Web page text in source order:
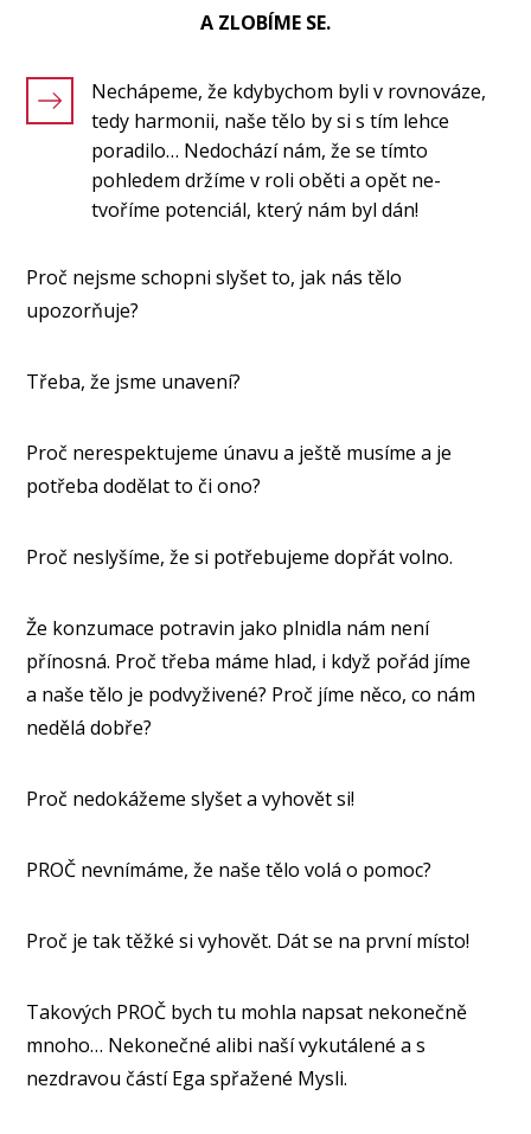
A ZLOBÍME SE.
Nechápeme, že kdybychom byli v rovnováze,
tedy harmonii, naše tělo by si s tím lehce
poradilo… Nedochází nám, že se tímto
pohledem držíme v roli oběti a opět ne-
tvoříme potenciál, který nám byl dán!
Proč nejsme schopni slyšet to, jak nás tělo
upozorňuje?
Třeba, že jsme unavení?
Proč nerespektujeme únavu a ještě musíme a je
potřeba dodělat to či ono?
Proč neslyšíme, že si potřebujeme dopřát volno.
Že konzumace potravin jako plnidla nám není
přínosná. Proč třeba máme hlad, i když pořád jíme
a naše tělo je podvyživené? Proč jíme něco, co nám
nedělá dobře?
Proč nedokážeme slyšet a vyhovět si!
PROČ nevnímáme, že naše tělo volá o pomoc?
Proč je tak těžké si vyhovět. Dát se na první místo!
Takových PROČ bych tu mohla napsat nekonečně
mnoho… Nekonečné alibi naší vykutálené a s
nezdravou částí Ega spřažené Mysli.